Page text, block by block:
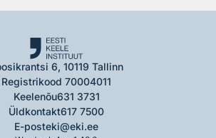
6, 10119 Tallinn
Registrikood 70004011
Keelenõu631 3731
Üldkontakt617 7500
E-posteki@eki.ee